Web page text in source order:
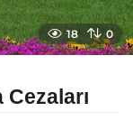
18 0